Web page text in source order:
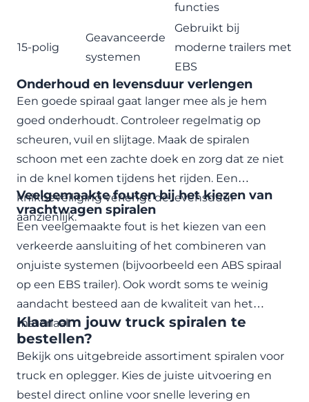
functies
15-polig
Geavanceerde
systemen
Gebruikt bij
moderne trailers met
EBS
Onderhoud en levensduur verlengen
Een goede spiraal gaat langer mee als je hem
goed onderhoudt. Controleer regelmatig op
scheuren, vuil en slijtage. Maak de spiralen
schoon met een zachte doek en zorg dat ze niet
in de knel komen tijdens het rijden. Een
knikbeveiliging verlengt de levensduur
aanzienlijk.
Veelgemaakte fouten bij het kiezen van
vrachtwagen spiralen
Een veelgemaakte fout is het kiezen van een
verkeerde aansluiting of het combineren van
onjuiste systemen (bijvoorbeeld een ABS spiraal
op een EBS trailer). Ook wordt soms te weinig
aandacht besteed aan de kwaliteit van het
materiaal.
Klaar om jouw truck spiralen te
bestellen?
Bekijk ons uitgebreide assortiment spiralen voor
truck en oplegger. Kies de juiste uitvoering en
bestel direct online voor snelle levering en